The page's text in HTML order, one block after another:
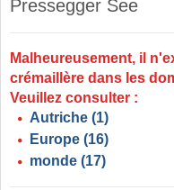
Pressegger See ​
Malheureusement, il
crémaillère dans les
Veuillez consulter :
Autriche (1)
Europe (16)
monde (17)